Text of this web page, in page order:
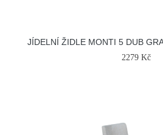
JÍDELNÍ ŽIDLE MONTI 5 DUB
2279 Kč